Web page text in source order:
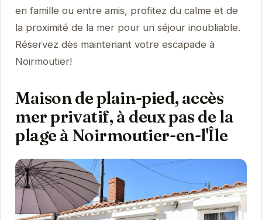
en famille ou entre amis, profitez du calme et de
la proximité de la mer pour un séjour inoubliable.
Réservez dès maintenant votre escapade à
Noirmoutier!
Maison de plain-pied, accès
mer privatif, à deux pas de la
plage à Noirmoutier-en-l'Île